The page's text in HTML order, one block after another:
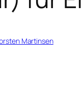
Martinsen